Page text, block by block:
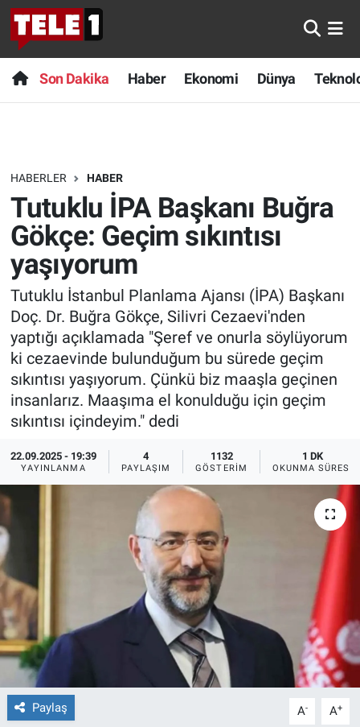
Son Dakika Haber Ekonomi Dünya
HABERLER HABER
Tutuklu İPA Başkanı Buğra
Gökçe: Geçim sıkıntısı
yaşıyorum
Tutuklu İstanbul Planlama Ajansı (İPA) Başkanı
Doç. Dr. Buğra Gökçe, Silivri Cezaevi'nden
yaptığı açıklamada "Şeref ve onurla söylüyorum
ki cezaevinde bulunduğum bu sürede geçim
sıkıntısı yaşıyorum. Çünkü biz maaşla geçinen
insanlarız. Maaşıma el konulduğu için geçim
sıkıntısı içindeyim." dedi
22.09.2025 - 19:39
YAYINLANMA
4
PAYLAŞIM
1132
GÖSTERIM
1 DK
OKUNMA SÜRESI
Paylaş A- A+
Anında Manşet
Başka Sohbetler
Bilim turu
Bilim ve Teknoloji Evreni
Doğa Konuşuyor
Dünya
Ege Saati
Ege'den Esintiler
Eğitim
Eğlence
Gerçeğin İzinde
Gün Başlıyor
Gün Ortası
Son Dakika
Haber
Dünya
Teknoloji
Sağlık
Spor
Yayın Akışı
İletişim
Nöbetçi Eczaneler
Hava Durumu
Trafik Durumu
Süper Lig Puan Durumu ve Fikstür
Tüm Manşetler
Son Dakika Haberleri
Haber Arşivi